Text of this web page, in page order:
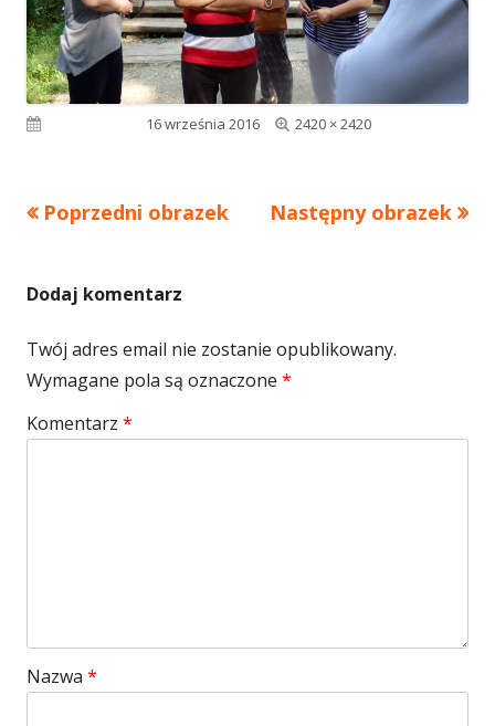
16 września 2016
Pełny
2420 × 2420
Poprzedni obrazek Następny obrazek
Dodaj komentarz
Twój adres email nie zostanie opublikowany.
Wymagane pola są oznaczone *
Komentarz *
Nazwa *